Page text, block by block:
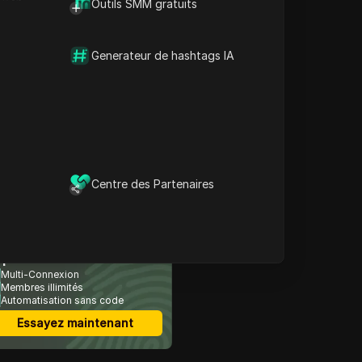
Outils SMM gratuits
Generateur de hashtags IA
Centre des Partenaires
Qu’est-ce que l’Aster Coin
Réflexions finales sur
Aster Coin
Multi-Connexion
Membres illimités
Automatisation sans code
Essayez maintenant